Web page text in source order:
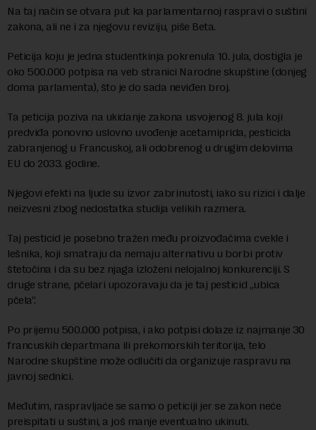
Na taj način se otvara put ka parlamentarnoj raspravi o suštini
zakona, ali ne i za njegovu reviziju, piše Beta.
Peticija koju je jedna studentkinja pokrenula 10. jula, dostigla je
oko 500.000 potpisa na veb stranici Narodne skupštine (donjeg
doma parlamenta), što je do sada neviđen broj.
Ta peticija poziva na ukidanje zakona usvojenog 8. jula koji
predviđa ponovno uslovno uvođenje acetamiprida, pesticida
zabranjenog u Francuskoj, ali odobrenog u drugim delovima
EU do 2033. godine.
Njegovi efekti na ljude su izvor zabrinutosti, iako su rizici i dalje
neizvesni zbog nedostatka studija velikih razmera.
Taj pesticid je posebno tražen među proizvođačima cvekle i
lešnika, koji smatraju da nemaju alternativu u borbi protiv
štetočina i da su bez njaga izloženi nelojalnoj konkurenciji. S
druge strane, pčelari upozoravaju da je taj pesticid „ubica
pčela“.
Po prijemu 500.000 potpisa, i ako potpisi dolaze iz najmanje 30
francuskih departmana ili prekomorskih teritorija, telo
Narodne skupštine može odlučiti da organizuje raspravu na
javnoj sednici.
Međutim, raspravljaće se samo o peticiji jer se zakon neće
preispitati u suštini, a još manje eventualno ukinuti.